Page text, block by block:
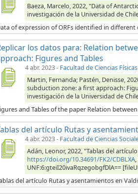
Baeza, Marcelo, 2022, "Data of
investigación de la Universidad de
of expression of ORFs identified in
los datos para: Relation
Figures and Tables
4 abr. 2023- Facultad de Ciencias
Martin, Fernanda; Pastén, Denisse,
subduction zone: a first approach:
investigación de la Universidad de
and Tables of the paper Relation
del artículo Rutas y
4 abr. 2023- Facultad de Ciencias
Adán, Leonor, 2022, "Tablas del
https://doi.org/10.34691/FK2/CDBLXA
UNF:6:gteiI20ivaRqzegobgfDlA==
del artículo Rutas y asentamientos en